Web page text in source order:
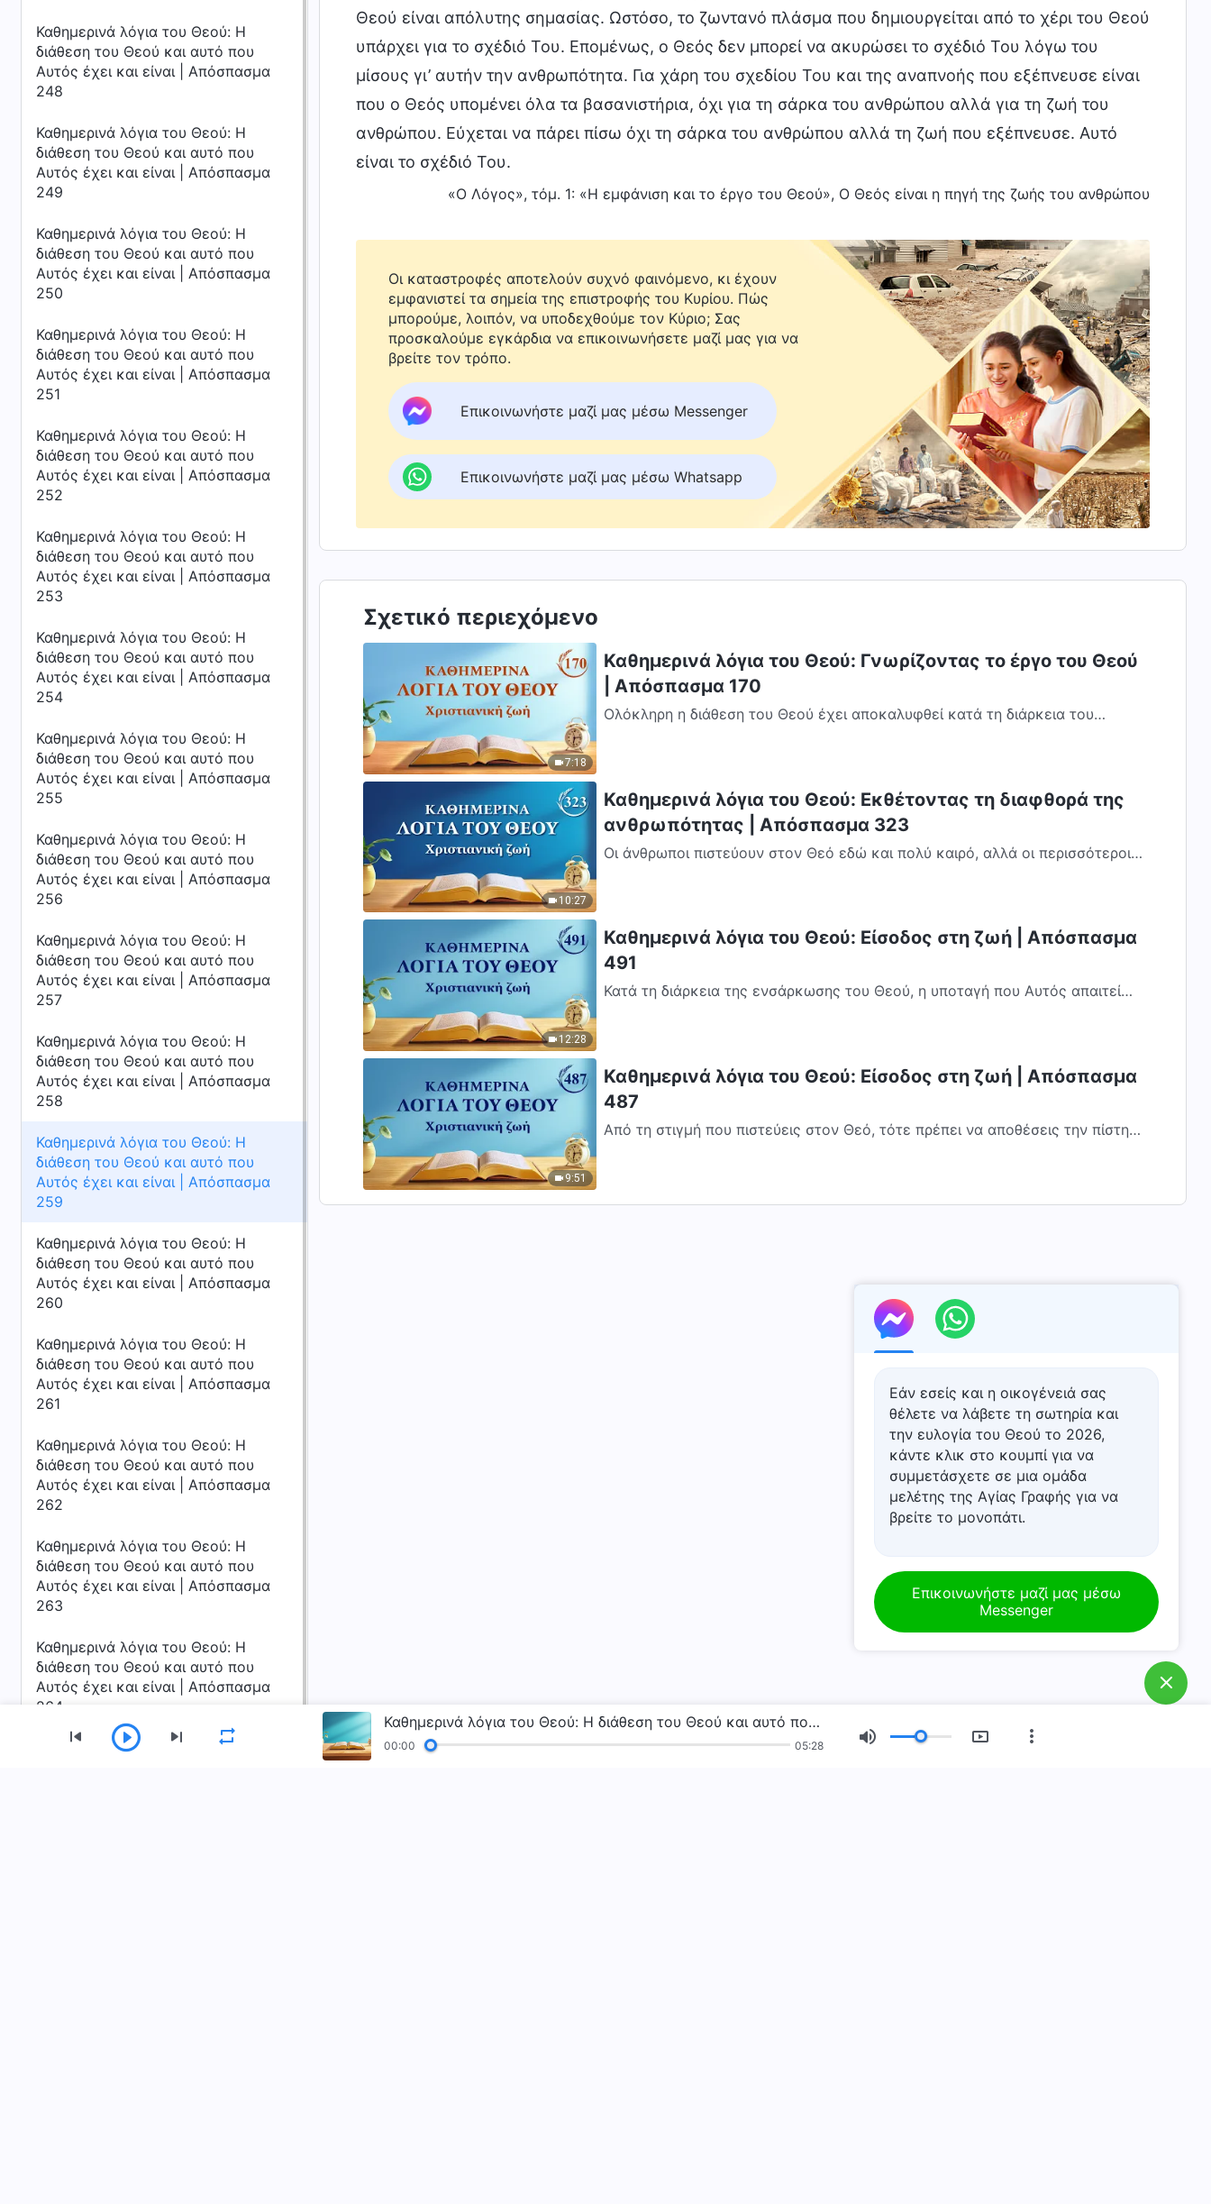
Καθημερινά λόγια του Θεού: Η
διάθεση του Θεού και αυτό που
Αυτός έχει και είναι | Απόσπασμα
248
Καθημερινά λόγια του Θεού: Η
διάθεση του Θεού και αυτό που
Αυτός έχει και είναι | Απόσπασμα
249
Καθημερινά λόγια του Θεού: Η
διάθεση του Θεού και αυτό που
Αυτός έχει και είναι | Απόσπασμα
250
Καθημερινά λόγια του Θεού: Η
διάθεση του Θεού και αυτό που
Αυτός έχει και είναι | Απόσπασμα
251
Καθημερινά λόγια του Θεού: Η
διάθεση του Θεού και αυτό που
Αυτός έχει και είναι | Απόσπασμα
252
Καθημερινά λόγια του Θεού: Η
διάθεση του Θεού και αυτό που
Αυτός έχει και είναι | Απόσπασμα
253
Καθημερινά λόγια του Θεού: Η
διάθεση του Θεού και αυτό που
Αυτός έχει και είναι | Απόσπασμα
254
Καθημερινά λόγια του Θεού: Η
διάθεση του Θεού και αυτό που
Αυτός έχει και είναι | Απόσπασμα
255
Καθημερινά λόγια του Θεού: Η
διάθεση του Θεού και αυτό που
Αυτός έχει και είναι | Απόσπασμα
256
Καθημερινά λόγια του Θεού: Η
διάθεση του Θεού και αυτό που
Αυτός έχει και είναι | Απόσπασμα
257
Καθημερινά λόγια του Θεού: Η
διάθεση του Θεού και αυτό που
Αυτός έχει και είναι | Απόσπασμα
258
Καθημερινά λόγια του Θεού: Η
διάθεση του Θεού και αυτό που
Αυτός έχει και είναι | Απόσπασμα
259
Καθημερινά λόγια του Θεού: Η
διάθεση του Θεού και αυτό που
Αυτός έχει και είναι | Απόσπασμα
260
Καθημερινά λόγια του Θεού: Η
διάθεση του Θεού και αυτό που
Αυτός έχει και είναι | Απόσπασμα
261
Καθημερινά λόγια του Θεού: Η
διάθεση του Θεού και αυτό που
Αυτός έχει και είναι | Απόσπασμα
262
Καθημερινά λόγια του Θεού: Η
διάθεση του Θεού και αυτό που
Αυτός έχει και είναι | Απόσπασμα
263
Καθημερινά λόγια του Θεού: Η
διάθεση του Θεού και αυτό που
Αυτός έχει και είναι | Απόσπασμα
264
Θεού είναι απόλυτης σημασίας. Ωστόσο, το ζωντανό πλάσμα που δημιουργείται από το χέρι του Θεού
υπάρχει για το σχέδιό Του. Επομένως, ο Θεός δεν μπορεί να ακυρώσει το σχέδιό Του λόγω του
μίσους γι’ αυτήν την ανθρωπότητα. Για χάρη του σχεδίου Του και της αναπνοής που εξέπνευσε είναι
που ο Θεός υπομένει όλα τα βασανιστήρια, όχι για τη σάρκα του ανθρώπου αλλά για τη ζωή του
ανθρώπου. Εύχεται να πάρει πίσω όχι τη σάρκα του ανθρώπου αλλά τη ζωή που εξέπνευσε. Αυτό
είναι το σχέδιό Του.
«Ο Λόγος», τόμ. 1: «Η εμφάνιση και το έργο του Θεού», Ο Θεός είναι η πηγή της ζωής του ανθρώπου
Οι καταστροφές αποτελούν συχνό φαινόμενο, κι έχουν
εμφανιστεί τα σημεία της επιστροφής του Κυρίου. Πώς
μπορούμε, λοιπόν, να υποδεχθούμε τον Κύριο; Σας
προσκαλούμε εγκάρδια να επικοινωνήσετε μαζί μας για να
βρείτε τον τρόπο.
Επικοινωνήστε μαζί μας μέσω Messenger
Επικοινωνήστε μαζί μας μέσω Whatsapp
Σχετικό περιεχόμενο
7:18
Καθημερινά λόγια του Θεού: Γνωρίζοντας το έργο του Θεού
| Απόσπασμα 170
Ολόκληρη η διάθεση του Θεού έχει αποκαλυφθεί κατά τη διάρκεια του
10:27
Καθημερινά λόγια του Θεού: Εκθέτοντας τη διαφθορά της
ανθρωπότητας | Απόσπασμα 323
Οι άνθρωποι πιστεύουν στον Θεό εδώ και πολύ καιρό, αλλά οι περισσότεροι
12:28
Καθημερινά λόγια του Θεού: Είσοδος στη ζωή | Απόσπασμα
491
Κατά τη διάρκεια της ενσάρκωσης του Θεού, η υποταγή που Αυτός απαιτεί
9:51
Καθημερινά λόγια του Θεού: Είσοδος στη ζωή | Απόσπασμα
487
Από τη στιγμή που πιστεύεις στον Θεό, τότε πρέπει να αποθέσεις την πίστη
Εάν εσείς και η οικογένειά σας
θέλετε να λάβετε τη σωτηρία και
την ευλογία του Θεού το 2026,
κάντε κλικ στο κουμπί για να
συμμετάσχετε σε μια ομάδα
μελέτης της Αγίας Γραφής για να
βρείτε το μονοπάτι.
Επικοινωνήστε μαζί μας μέσω
Messenger
Καθημερινά λόγια του Θεού: Η διάθεση του Θεού και αυτό που Αυτός έχει και είναι | Απόσπασμα 259
00:00 05:28